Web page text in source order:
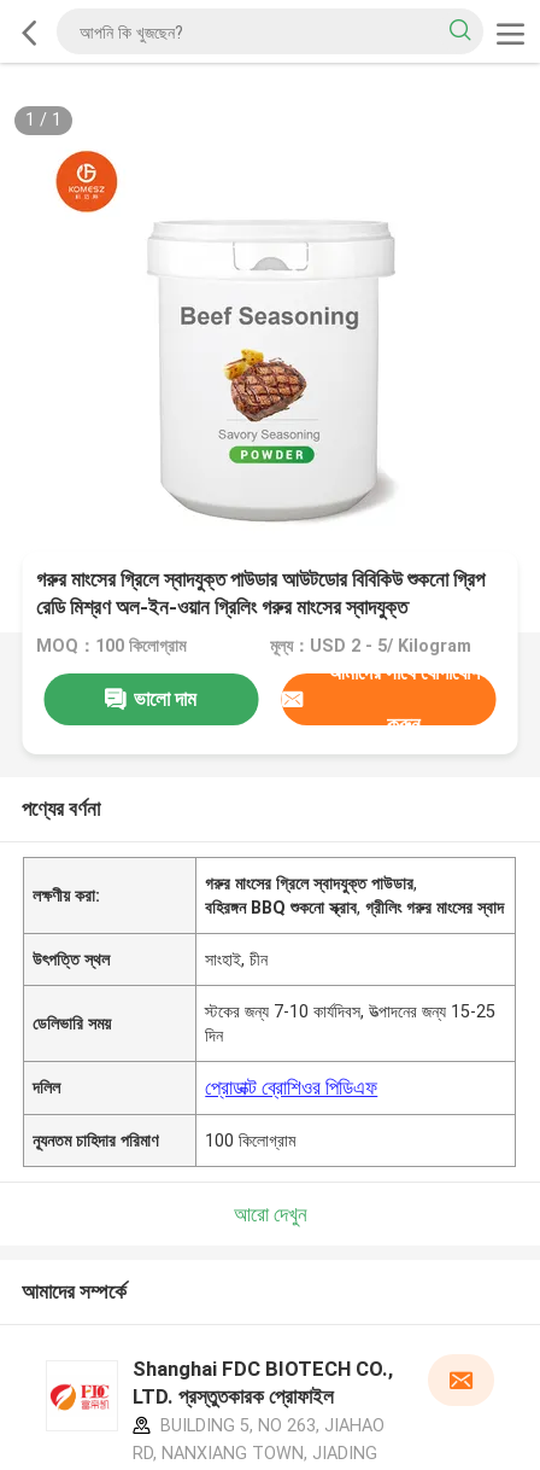
1 / 1
গরুর মাংসের গ্রিলে স্বাদযুক্ত পাউডার আউটডোর বিবিকিউ শুকনো গ্রিপ
রেডি মিশ্রণ অল-ইন-ওয়ান গ্রিলিং গরুর মাংসের স্বাদযুক্ত
MOQ：100 কিলোগ্রাম মূল্য：USD 2 - 5/ Kilogram
ভালো দাম
আমাদের সাথে যোগাযোগ
করুন
পণ্যের বর্ণনা
লক্ষণীয় করা:
গরুর মাংসের গ্রিলে স্বাদযুক্ত পাউডার,
বহিরঙ্গন BBQ শুকনো স্ক্রাব,গ্রীলিং গরুর মাংসের স্বাদ
উৎপত্তি স্থল সাংহাই, চীন
ডেলিভারি সময়
স্টকের জন্য 7-10 কার্যদিবস, উত্পাদনের জন্য 15-25
দিন
দলিল প্রোডাক্ট ব্রোশিওর পিডিএফ
ন্যূনতম চাহিদার পরিমাণ 100 কিলোগ্রাম
আরো দেখুন
আমাদের সম্পর্কে
Shanghai FDC BIOTECH CO.,
LTD. প্রস্তুতকারক প্রোফাইল
BUILDING 5, NO 263, JIAHAO
RD, NANXIANG TOWN, JIADING